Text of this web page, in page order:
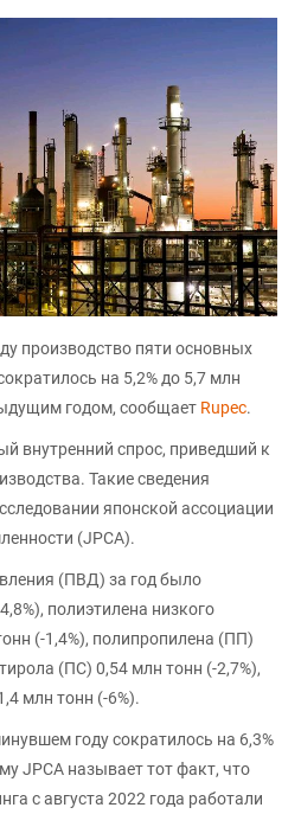
производство пяти основных
на 5,2% до 5,7 млн
годом, сообщает Rupec.
внутренний спрос, приведший к
Такие сведения
японской ассоциации
(JPCA).
(ПВД) за год было
полиэтилена низкого
(-1,4%), полипропилена (ПП)
(ПС) 0,54 млн тонн (-2,7%),
млн тонн (-6%).
году сократилось на 6,3%
JPCA называет тот факт, что
с августа 2022 года работали